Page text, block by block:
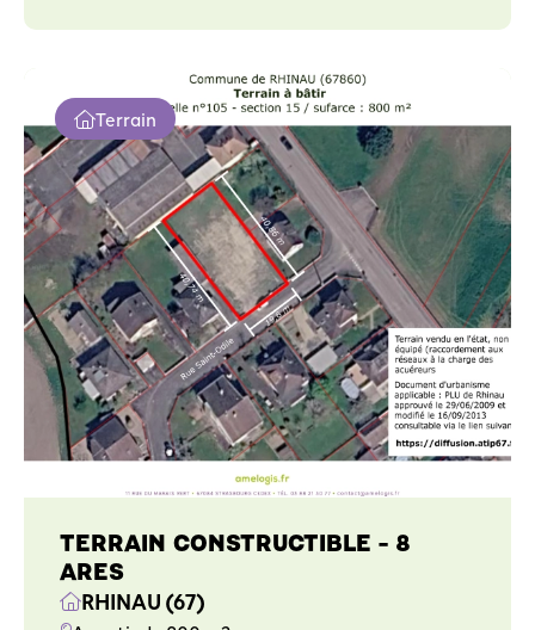
Terrain
TERRAIN CONSTRUCTIBLE - 8
ARES
RHINAU (67)